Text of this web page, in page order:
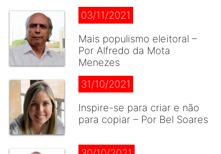
03/11/2021
Mais populismo eleitoral –
Por Alfredo da Mota
Menezes
31/10/2021
Inspire-se para criar e não
para copiar – Por Bel Soares